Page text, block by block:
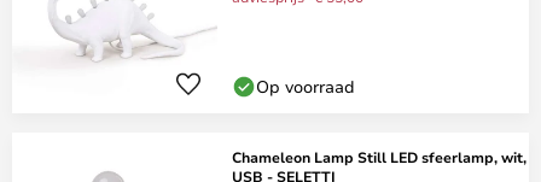
Op voorraad
Chameleon Lamp Still LED sfeerlamp, wit,
USB - SELETTI